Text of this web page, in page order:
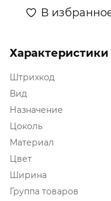
В
Характеристики
Штрихкод
Вид
Назначение
Цоколь
Материал
Цвет
Ширина
Группа товаров